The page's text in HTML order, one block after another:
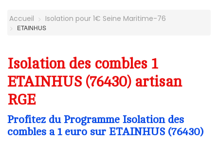
Accueil Isolation pour 1€ Seine Maritime-76
ETAINHUS
Isolation des combles 1
ETAINHUS (76430) artisan
RGE
Profitez du Programme Isolation des
combles a 1 euro sur ETAINHUS (76430)